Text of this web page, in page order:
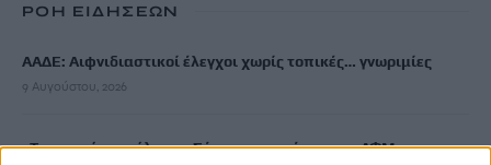
ΡΟΗ ΕΙΔΗΣΕΩΝ
ΑΑΔΕ: Αιφνιδιαστικοί έλεγχοι χωρίς τοπικές… γνωριμίες
9 Αυγούστου, 2026
«Τουρισμός για όλους»: Σήμερα οι αιτήσεις για ΑΦΜ που